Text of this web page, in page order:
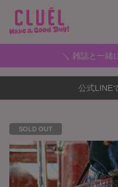
＼ 雑誌と一緒
公式LINE
SOLD OUT